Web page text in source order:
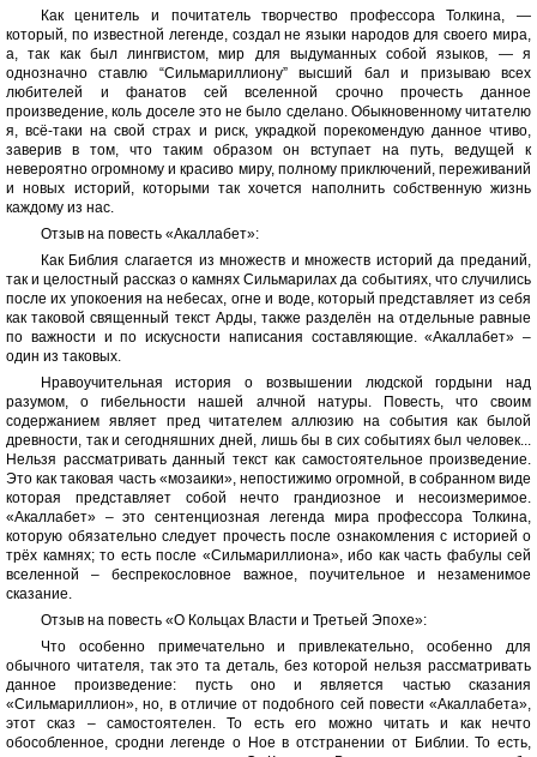
Как ценитель и почитатель творчество профессора Толкина, —
который, по известной легенде, создал не языки народов для своего мира,
а, так как был лингвистом, мир для выдуманных собой языков, — я
однозначно ставлю “Сильмариллиону” высший бал и призываю всех
любителей и фанатов сей вселенной срочно прочесть данное
произведение, коль доселе это не было сделано. Обыкновенному читателю
я, всё-таки на свой страх и риск, украдкой порекомендую данное чтиво,
заверив в том, что таким образом он вступает на путь, ведущей к
невероятно огромному и красиво миру, полному приключений, переживаний
и новых историй, которыми так хочется наполнить собственную жизнь
каждому из нас.
Отзыв на повесть «Акаллабет»:
Как Библия слагается из множеств и множеств историй да преданий,
так и целостный рассказ о камнях Сильмарилах да событиях, что случились
после их упокоения на небесах, огне и воде, который представляет из себя
как таковой священный текст Арды, также разделён на отдельные равные
по важности и по искусности написания составляющие. «Акаллабет» –
один из таковых.
Нравоучительная история о возвышении людской гордыни над
разумом, о гибельности нашей алчной натуры. Повесть, что своим
содержанием являет пред читателем аллюзию на события как былой
древности, так и сегодняшних дней, лишь бы в сих событиях был человек...
Нельзя рассматривать данный текст как самостоятельное произведение.
Это как таковая часть «мозаики», непостижимо огромной, в собранном виде
которая представляет собой нечто грандиозное и несоизмеримое.
«Акаллабет» – это сентенциозная легенда мира профессора Толкина,
которую обязательно следует прочесть после ознакомления с историей о
трёх камнях; то есть после «Сильмариллиона», ибо как часть фабулы сей
вселенной – беспрекословное важное, поучительное и незаменимое
сказание.
Отзыв на повесть «О Кольцах Власти и Третьей Эпохе»:
Что особенно примечательно и привлекательно, особенно для
обычного читателя, так это та деталь, без которой нельзя рассматривать
данное произведение: пусть оно и является частью сказания
«Сильмариллион», но, в отличие от подобного сей повести «Акаллабета»,
этот сказ – самостоятелен. То есть его можно читать и как нечто
обособленное, сродни легенде о Ное в отстранении от Библии. То есть,